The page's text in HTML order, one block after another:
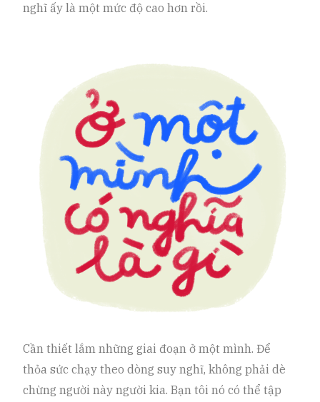
nghĩ ấy là một mức độ cao hơn rồi.
Cần thiết lắm những giai đoạn ở một mình. Để
thỏa sức chạy theo dòng suy nghĩ, không phải dè
chừng người này người kia. Bạn tôi nó có thể tập